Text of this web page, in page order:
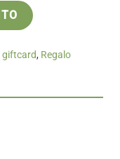
giftcard, Regalo